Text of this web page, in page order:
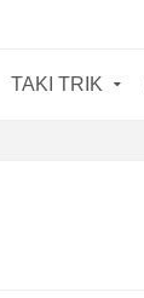
TAKI TRIK